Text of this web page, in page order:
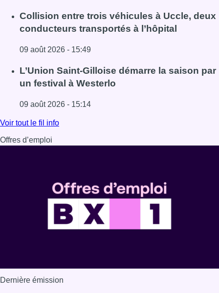
Lire l'article Meyboom: l’émouvant dernier tour de piste
Collision entre trois véhicules à Uccle, deux
conducteurs transportés à l’hôpital
09 août 2026 - 15:49
Lire l'article Collision entre trois véhicules à Uccle, deux
L’Union Saint-Gilloise démarre la saison par
un festival à Westerlo
09 août 2026 - 15:14
Lire l'article L’Union Saint-Gilloise démarre la saison par
Voir tout le fil info
Offres d’emploi
Dernière émission